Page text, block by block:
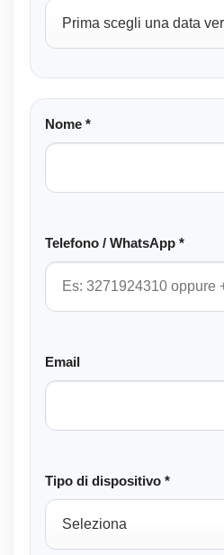
Nome *
Telefono / WhatsApp *
Email
Tipo di dispositivo *